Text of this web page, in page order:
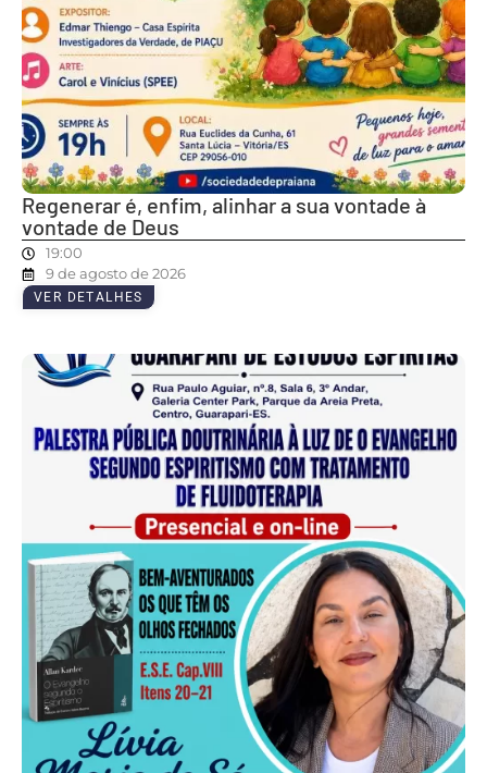
Regenerar é, enfim, alinhar a sua vontade à
vontade de Deus
19:00
9 de agosto de 2026
VER DETALHES